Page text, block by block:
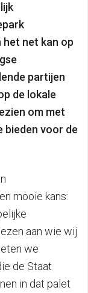
net kan op
partijen
de lokale
om met
bieden voor de
mooie kans:
aan wie wij
we
de Staat
in dat palet